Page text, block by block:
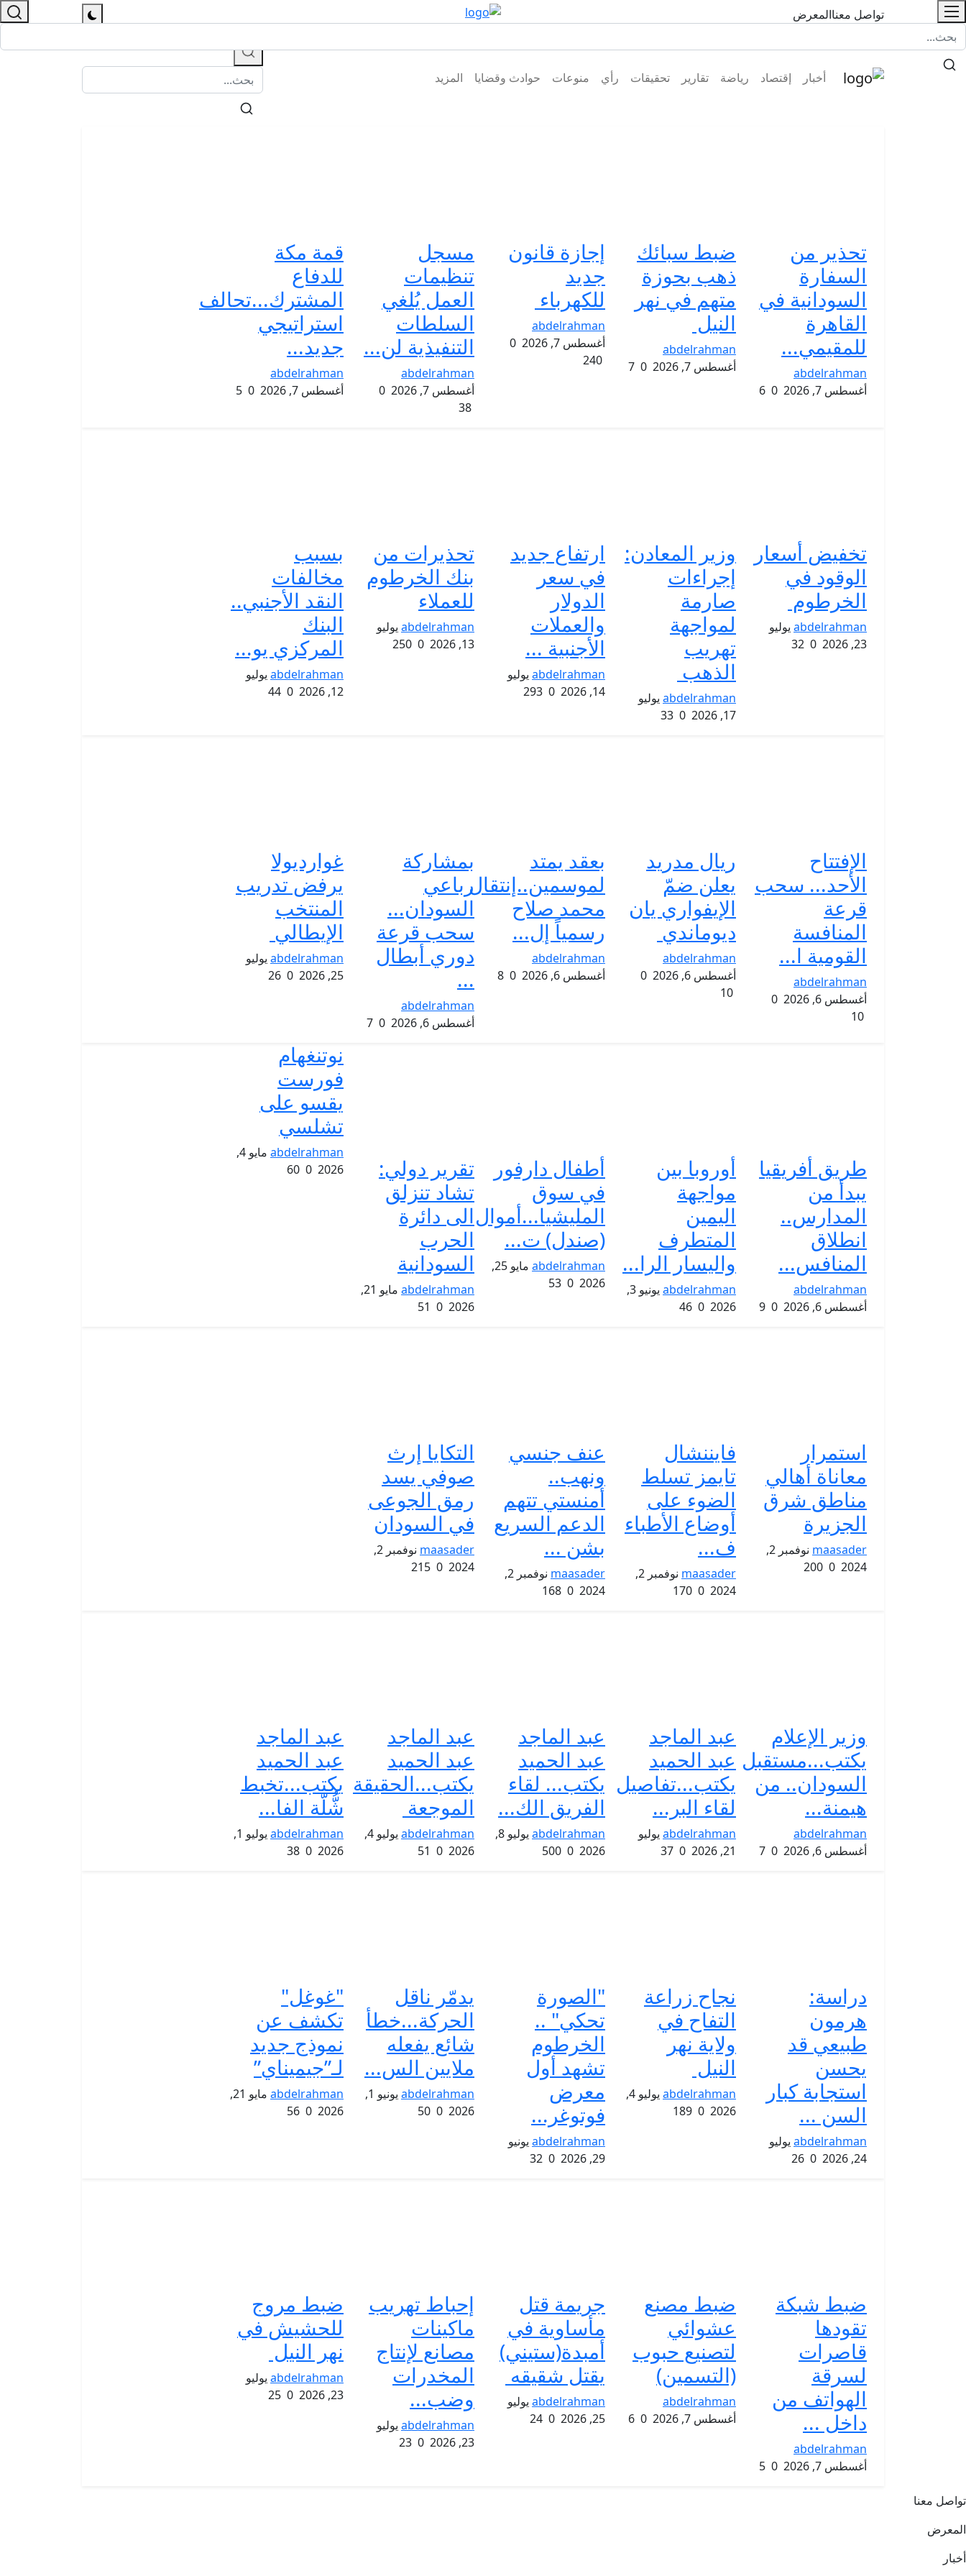
تواصل معناالمعرض
أخبار إقتصاد رياضة تقارير تحقيقات رأي منوعات حوادث وقضايا المزيد
تحذير من
السفارة
السودانية في
القاهرة
للمقيمي...
abdelrahman
أغسطس 7, 2026
ضبط سبائك
ذهب بحوزة
متهم في نهر
النيل
abdelrahman
أغسطس 7, 2026
إجازة قانون
جديد
للكهرباء
abdelrahman
أغسطس 7, 2026
مسجل
تنظيمات
العمل يُلغي
السلطات
التنفيذية لن...
abdelrahman
أغسطس 7, 2026
قمة مكة
للدفاع
المشترك...تحالف
استراتيجي
جديد...
abdelrahman
أغسطس 7, 2026
تخفيض أسعار
الوقود في
الخرطوم
abdelrahman يوليو
23, 2026
وزير المعادن:
إجراءات
صارمة
لمواجهة
تهريب
الذهب
abdelrahman يوليو
17, 2026
ارتفاع جديد
في سعر
الدولار
والعملات
الأجنبية ...
abdelrahman يوليو
14, 2026
تحذيرات من
بنك الخرطوم
للعملاء
abdelrahman يوليو
13, 2026
بسبب
مخالفات
النقد الأجنبي..
البنك
المركزي يو...
abdelrahman يوليو
12, 2026
الإفتتاح
الأحد... سحب
قرعة
المنافسة
القومية ا...
abdelrahman
أغسطس 6, 2026
ريال مدريد
يعلن ضمّ
الإيفواري يان
ديوماندي
abdelrahman
أغسطس 6, 2026
بعقد يمتد
لموسمين..إنتقال
محمد صلاح
رسمياً إل...
abdelrahman
أغسطس 6, 2026
بمشاركة
رباعي
السودان...
سحب قرعة
دوري أبطال
...
abdelrahman
أغسطس 6, 2026
غوارديولا
يرفض تدريب
المنتخب
الإيطالي
abdelrahman يوليو
25, 2026
طريق أفريقيا
يبدأ من
المدارس..
انطلاق
المنافس...
abdelrahman
أغسطس 6, 2026
أوروبا بين
مواجهة
اليمين
المتطرف
واليسار الرا...
abdelrahman
يونيو 3,
2026
أطفال دارفور
في سوق
المليشيا...أموال
(صندل) ت...
abdelrahman
مايو 25,
2026
تقرير دولي:
تشاد تنزلق
الى دائرة
الحرب
السودانية
abdelrahman
مايو 21,
2026
نوتنغهام
فورست
يقسو على
تشلسي
abdelrahman
مايو 4,
2026
استمرار
معاناة أهالي
مناطق شرق
الجزيرة
maasader
نوفمبر 2,
2024
فايننشال
تايمز تسلط
الضوء على
أوضاع الأطباء
ف...
maasader
نوفمبر 2,
2024
عنف جنسي
ونهب..
أمنستي تتهم
الدعم السريع
بشن ...
maasader
نوفمبر 2,
2024
التكايا إرث
صوفي يسد
رمق الجوعى
في السودان
maasader
نوفمبر 2,
2024
وزير الإعلام
يكتب...مستقبل
السودان.. من
هيمنة...
abdelrahman
أغسطس 6, 2026
عبد الماجد
عبد الحميد
يكتب...تفاصيل
لقاء البر...
abdelrahman يوليو
21, 2026
عبد الماجد
عبد الحميد
يكتب... لقاء
الفريق الك...
abdelrahman
يوليو 8,
2026
عبد الماجد
عبد الحميد
يكتب...الحقيقة
الموجعة
abdelrahman
يوليو 4,
2026
عبد الماجد
عبد الحميد
يكتب...تخبط
شُّلّة الفا...
abdelrahman
يوليو 1,
2026
دراسة:
هرمون
طبيعي قد
يحسن
استجابة كبار
السن ...
abdelrahman يوليو
24, 2026
نجاح زراعة
التفاح في
ولاية نهر
النيل
abdelrahman
يوليو 4,
2026
"الصورة
تحكي" ..
الخرطوم
تشهد أول
معرض
فوتوغر...
abdelrahman يونيو
29, 2026
يدمّر ناقل
الحركة...خطأ
شائع يفعله
ملايين الس...
abdelrahman
يونيو 1,
2026
"غوغل"
تكشف عن
نموذج جديد
لـ”جيميناي”
abdelrahman
مايو 21,
2026
ضبط شبكة
تقودها
قاصرات
لسرقة
الهواتف من
داخل ...
abdelrahman
أغسطس 7, 2026
ضبط مصنع
عشوائي
لتصنيع حبوب
(التسمين)
abdelrahman
أغسطس 7, 2026
جريمة قتل
مأساوية في
أمبدة(ستيني)
يقتل شقيقه
abdelrahman يوليو
25, 2026
إحباط تهريب
ماكينات
مصانع لإنتاج
المخدرات
وضب...
abdelrahman يوليو
23, 2026
ضبط مروج
للحشيش في
نهر النيل
abdelrahman يوليو
23, 2026
تواصل معنا
المعرض
أخبار